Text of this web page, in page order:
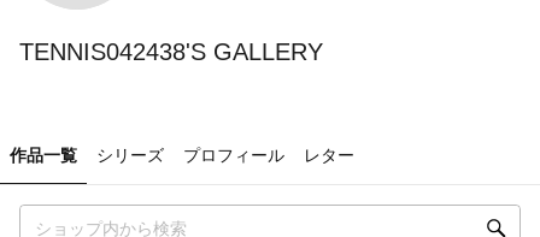
TENNIS042438'S GALLERY
作品一覧 シリーズ プロフィール レター